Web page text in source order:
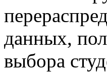
данных,
выбора